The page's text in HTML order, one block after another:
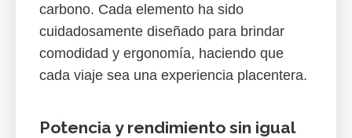
carbono. Cada elemento ha sido
cuidadosamente diseñado para brindar
comodidad y ergonomía, haciendo que
cada viaje sea una experiencia placentera.
Potencia y rendimiento sin igual